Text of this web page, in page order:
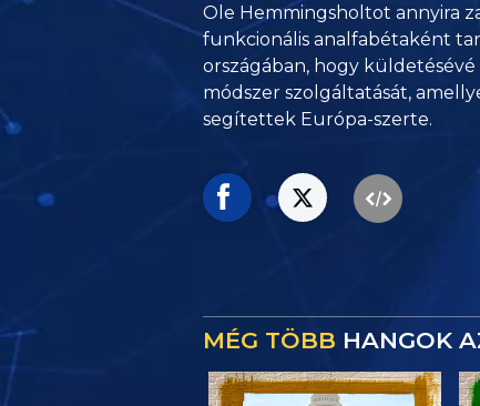
Ole Hemmingsholtot annyira
funkcionális analfabétaként
országában, hogy
módszer szolgáltatását,
segítettek Európa-szerte.
MÉG TÖBB HANGOK